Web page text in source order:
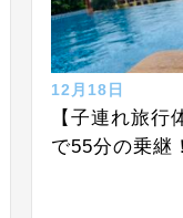
12月18日
【子連れ旅行
で55分の乗継